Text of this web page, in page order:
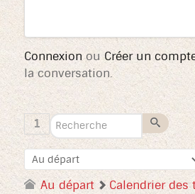
Connexionou Créer un
la conversation.
1
Au départ
Calendrier des